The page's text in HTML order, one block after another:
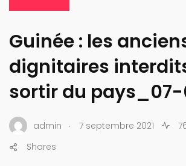
Guinée : les
dignitaires
sortir du pays_07-
admin . 7 septembre 2021
Shares